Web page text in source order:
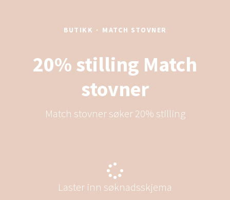
BUTIKK · MATCH STOVNER
20% stilling Match
stovner
Match stovner søker 20% stilling
Laster inn søknadsskjema